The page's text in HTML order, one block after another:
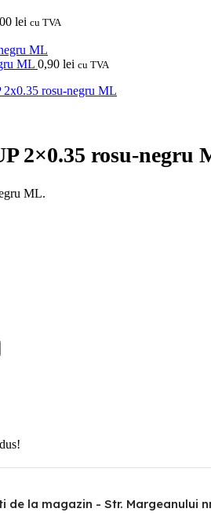
lei cu TVA
ML 0,90 lei cu TVA
2×0.35 rosu-negru
ML.
de la magazin - Str. Margeanului